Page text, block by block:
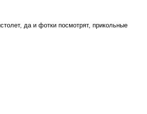
да и фотки посмотрят, прикольные